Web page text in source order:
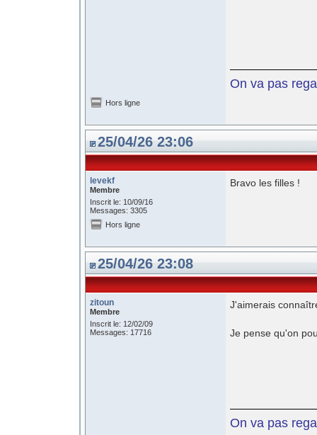
On va pas
Hors ligne
25/04/26 23:06
levekf
Membre
Inscrit le: 10/09/16
Messages: 3305
Bravo les filles !
Hors ligne
25/04/26 23:08
zitoun
Membre
Inscrit le: 12/02/09
Messages: 17716
J'aimerais
Je pense qu'on
On va pas